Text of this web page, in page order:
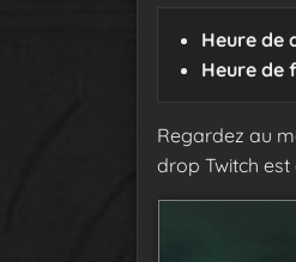
Heure de
Heure de
Regardez au
drop Twitch